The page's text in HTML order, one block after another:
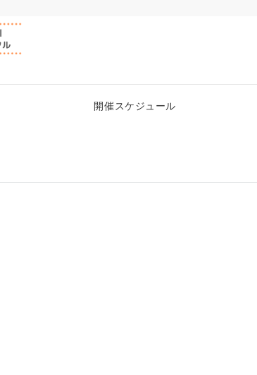
開催スケジュール